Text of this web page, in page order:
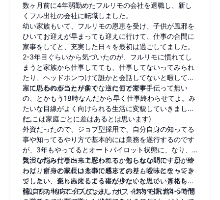
数ヶ月前に4年弱勤めたフルリモの会社を退職し、新し
くフル出社の会社に転職しました。
幼い家族もいて、フルリモの恩恵を受け、子供が風邪を
ひいてお迎えが早まっても迎えに行けて、仕事の合間に
家事をしてと、充実した日々を最初は過ごしてました。
2-3年目ぐらいから気づいたのが、フルリモに慣れてし
まうと家族から仕事してても、仕事してないってみられ
たり、ヘッドホンつけて誰かと会話してないと暇してる
って思われることが多くなったことです。
家にいるのが当たり前で、逆に何で家事手伝って無い
の、とかもう18時なんだから早く仕事終わらせてよ。み
たいな目線がよく向けられる生活に変貌していきまし
た。
(ここは家庭ごとに差はあるとは思います)
外資だったので、ジョブ型採用で、自分自身の知ってる
事や知ってるやり方で基本的には業務を遂行するのです
が、3年もやってるとオートパイロット状態に、なり、
気づいたら仕事出来上がってて、知らない間に一日が終
わり、ずっと家にいるので週末との差も曖昧になってき
てしまい、楽しみにしてる事が少なくなっていきまし
た。
贅沢な悩みだな〜って思われるかもしれないですが、や
っぱり自身の成長は大事に感じており、もっとチャレン
ジしたい、色々出来るようになりたいと思い、資格を勉
強してスキルアップもしましたし、社内で掛け合って他
(私自身が地方に住んでおり、オフィスから片道4-5時間